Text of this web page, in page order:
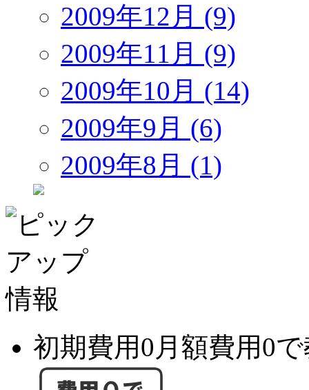
2009年12月 (9)
2009年11月 (9)
2009年10月 (14)
2009年9月 (6)
2009年8月 (1)
初期費用0月額費用0